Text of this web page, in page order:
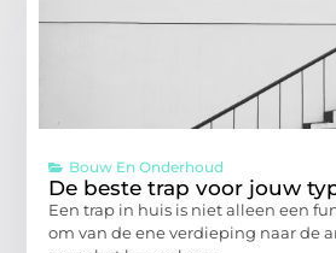
Bouw En Onderhoud
De beste trap voor jouw
Een trap in huis is niet alleen een
om van de ene verdieping naar de